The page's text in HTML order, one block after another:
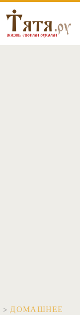
>ДОМАШНЕЕ